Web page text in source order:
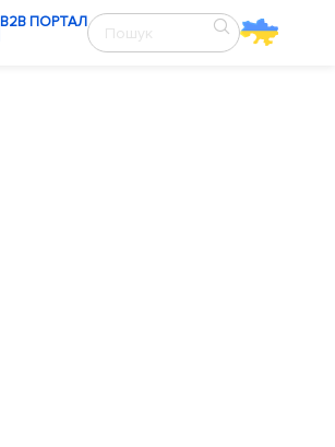
В2В ПОРТАЛ